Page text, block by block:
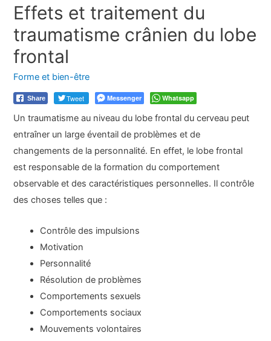
Effets et traitement du
traumatisme crânien du lobe
frontal
Forme et bien-être
Share Tweet Messenger Whatsapp
Un traumatisme au niveau du lobe frontal du cerveau peut
entraîner un large éventail de problèmes et de
changements de la personnalité. En effet, le lobe frontal
est responsable de la formation du comportement
observable et des caractéristiques personnelles. Il contrôle
des choses telles que :
Contrôle des impulsions
Motivation
Personnalité
Résolution de problèmes
Comportements sexuels
Comportements sociaux
Mouvements volontaires